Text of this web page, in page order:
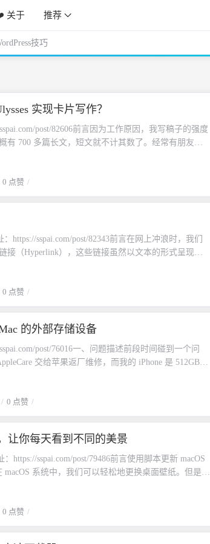
关于 推荐
技巧
实现卡片写作？
post/82606前言因为工作原因，我写稿子的强度
有 700 多篇长文，短文就不计其数了。经常有朋友问
这件事来说，每个人对信息的掌控能力不同，输出时的
好用」，而是它的几个小设计，解决了我写作流程中
，还真的很少有人提到这几个功能。我们就按照一开始
痛点，最后回到 Ulysses 的哪些功能解决了这个痛
状写作和网状写作。线性写作这种方法理解起来最简
，就总是会卡住，比如这个例子举得对不对？那组数据
来去查资料，查完再回到文章，一开始的想法就已经忘
心态问题，每次面对一张白纸，要把它用几千个字符填
大家经常说的卡片笔记是个好方法，我自己坚持在用，
累得足够了，就可以在知识库里「调取」一些卡片，打
选题真的好吗？有没有写得比我更好的文章早就已经发
来了。所以在我个人的实践里，除了一些很短的文章，
作所谓树状写作，就是先列一个大纲，把内容分成几个
表达的核心想法围绕这个想法精心组织设计一个树状结
0 点赞
https://sspai.com/post/82343前言在网上冲浪时，我们
接（Hyperlink），这些链接虽然以文本的形式呈现在
少数派的读者对上述描述应该不算陌生。我们
的话，就成为了一个问题。当光标放在一般文本上时会
选中文本然后复制，如此获取网页文本。但是当光标置
文本，如果按住鼠标拖动，则会形成一个灰色的链接，
开页面后再复制标题，而是直觉般地用鼠标去划选，却
在比较普遍的方法是安装浏览器扩展，例如比较经典的
都有扩展。当我在写 Cactus 时，Select Like A Boss 还没
乎没有可用的工具。而当该版本在 7 月下旬发布后，一
Safari 上时而可用，时而不可用；有时它选中了我想要
0 点赞
的外部存储设备
post/76016一、问题描述前段时间碰到一个问
交给苹果返厂维修，而我的 iPhone 是 512GB
设置备份位置到外部存储器默认的备份位置在下面这个
盘的完整文件路径：打开终端，输入 cd 然后将你的硬
径了回车进入到移动硬盘目录下，指令 ls -al 能看到硬
义的一个指令）我的就是 /Volumes/Kyle 14TB/ （在
个名为 Backup 的文件夹进入这个文件夹并展示它的
0 点赞
让你每天看到不同的美景
https://sspai.com/post/79486前言使用脚本更新 macOS
系统中，我们可以轻松地更换桌面壁纸。但是，
密钥。这个 API 密钥将允许你通过编程方式访问
0 点赞